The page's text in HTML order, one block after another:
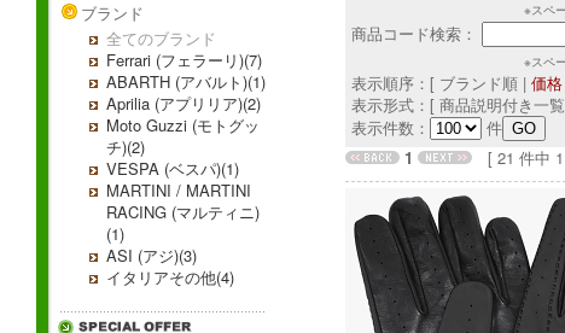
ブランド
全てのブランド
Ferrari (フェラーリ)(7)
ABARTH (アバルト)(1)
Aprilia (アプリリア)(2)
Moto Guzzi (モトグッ
チ)(2)
VESPA (ベスパ)(1)
MARTINI / MARTINI
RACING (マルティニ)
(1)
ASI (アジ)(3)
イタリアその他(4)
※スペ
商品コード検索：
※スペ
表示順序：[ ブランド順 | 価格
表示形式：[ 商品説明付き一
表示件数：
件
1
[ 21 件中